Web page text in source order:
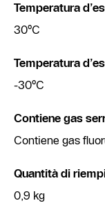
Temperatura
30°C
Temperatura
-30°C
Contiene gas
Contiene gas
Quantità di
0,9 kg